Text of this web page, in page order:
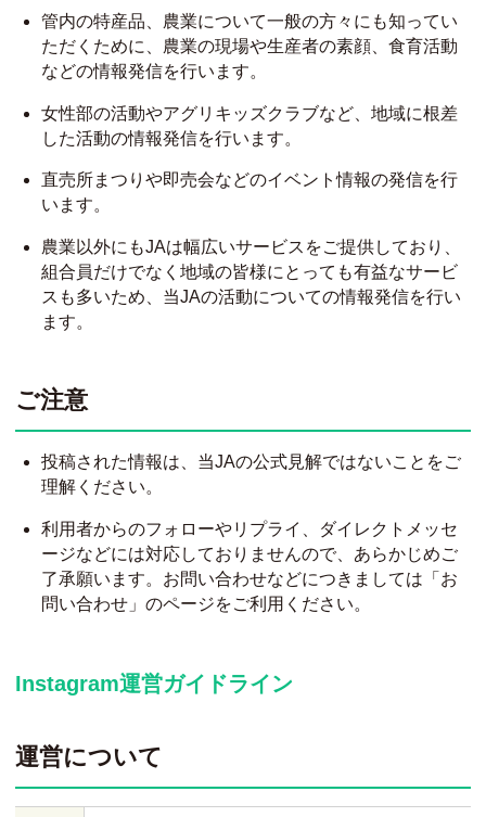
管内の特産品、農業について一般の方々にも知ってい
ただくために、農業の現場や生産者の素顔、食育活動
などの情報発信を行います。
女性部の活動やアグリキッズクラブなど、地域に根差
した活動の情報発信を行います。
直売所まつりや即売会などのイベント情報の発信を行
います。
農業以外にもJAは幅広いサービスをご提供しており、
組合員だけでなく地域の皆様にとっても有益なサービ
スも多いため、当JAの活動についての情報発信を行い
ます。
ご注意
投稿された情報は、当JAの公式見解ではないことをご
理解ください。
利用者からのフォローやリプライ、ダイレクトメッセ
ージなどには対応しておりませんので、あらかじめご
了承願います。お問い合わせなどにつきましては「お
問い合わせ」のページをご利用ください。
Instagram運営ガイドライン
運営について